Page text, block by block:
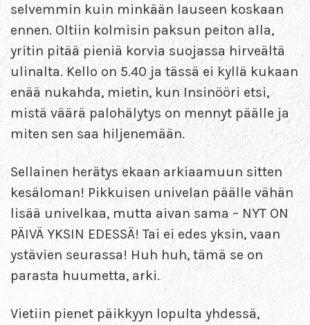
selvemmin kuin minkään lauseen koskaan
ennen. Oltiin kolmisin paksun peiton alla,
yritin pitää pieniä korvia suojassa hirveältä
ulinalta. Kello on 5.40 ja tässä ei kyllä kukaan
enää nukahda, mietin, kun Insinööri etsi,
mistä väärä palohälytys on mennyt päälle ja
miten sen saa hiljenemään.
Sellainen herätys ekaan arkiaamuun sitten
kesäloman! Pikkuisen univelan päälle vähän
lisää univelkaa, mutta aivan sama – NYT ON
PÄIVÄ YKSIN EDESSÄ! Tai ei edes yksin, vaan
ystävien seurassa! Huh huh, tämä se on
parasta huumetta, arki.
Vietiin pienet päikkyyn lopulta yhdessä,